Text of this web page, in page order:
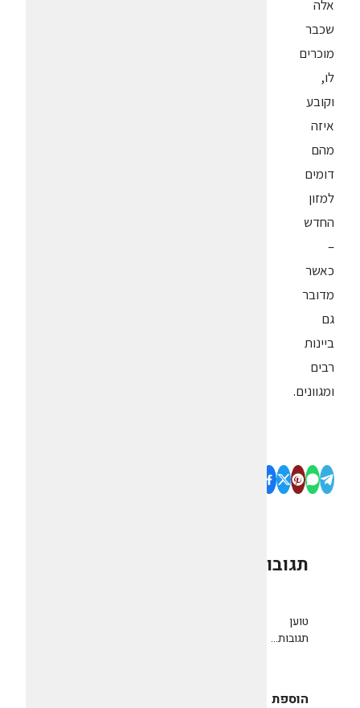
אלה
שכבר
מוכרים
לו,
וקובע
איזה
מהם
דומים
למזון
החדש
–
כאשר
מדובר
גם
ביינות
רבים
ומגוונים.
תגובות
טוען
תגובות...
הוספת